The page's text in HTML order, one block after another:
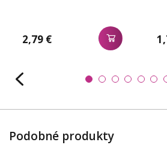
2,79 €
Podobné produkty